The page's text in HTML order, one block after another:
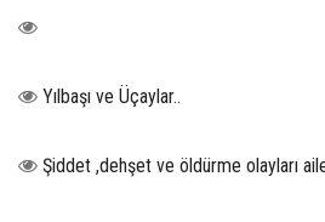
Yılbaşı ve Üçaylar..
Şiddet ,dehşet ve öldürme olayları